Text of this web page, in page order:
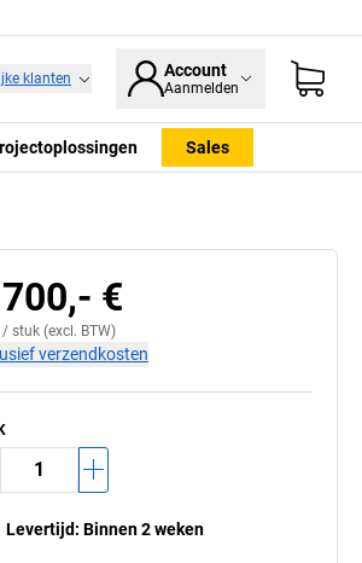
klanten Account
Aanmelden
Sales
€
/ stuk (excl. BTW)
verzendkosten
Levertijd: Binnen 2 weken